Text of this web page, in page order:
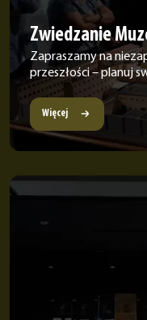
Zwiedzanie
Zapraszamy na
przeszłości – planuj
Więcej